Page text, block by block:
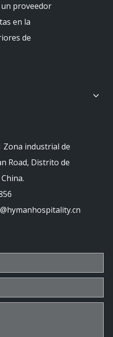
proveedor
en la
de
Zona industrial de
Road, Distrito de